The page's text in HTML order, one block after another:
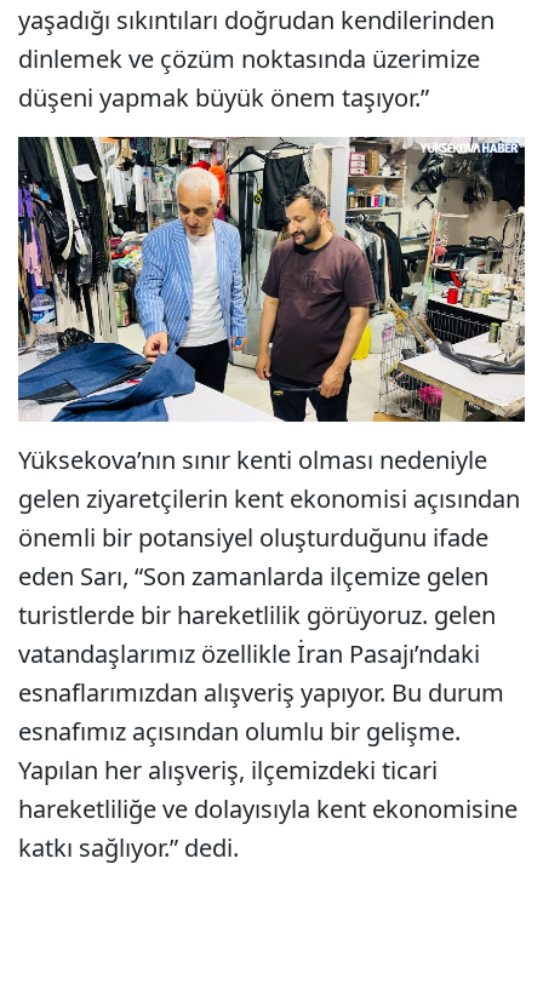
yaşadığı sıkıntıları doğrudan kendilerinden
dinlemek ve çözüm noktasında üzerimize
düşeni yapmak büyük önem taşıyor.”
Yüksekova’nın sınır kenti olması nedeniyle
gelen ziyaretçilerin kent ekonomisi açısından
önemli bir potansiyel oluşturduğunu ifade
eden Sarı, “Son zamanlarda ilçemize gelen
turistlerde bir hareketlilik görüyoruz. gelen
vatandaşlarımız özellikle İran Pasajı’ndaki
esnaflarımızdan alışveriş yapıyor. Bu durum
esnafımız açısından olumlu bir gelişme.
Yapılan her alışveriş, ilçemizdeki ticari
hareketliliğe ve dolayısıyla kent ekonomisine
katkı sağlıyor.” dedi.